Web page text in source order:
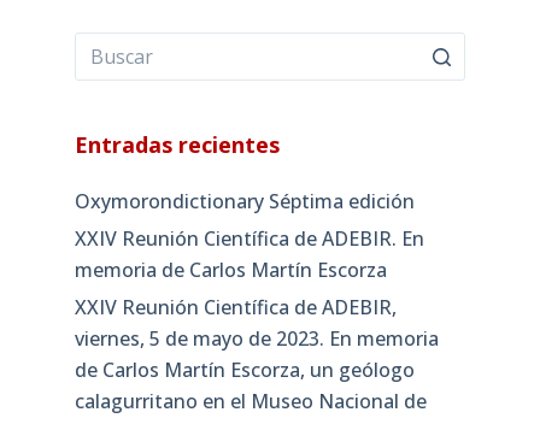
Entradas recientes
Oxymorondictionary Séptima edición
XXIV Reunión Científica de ADEBIR. En
memoria de Carlos Martín Escorza
XXIV Reunión Científica de ADEBIR,
viernes, 5 de mayo de 2023. En memoria
de Carlos Martín Escorza, un geólogo
calagurritano en el Museo Nacional de